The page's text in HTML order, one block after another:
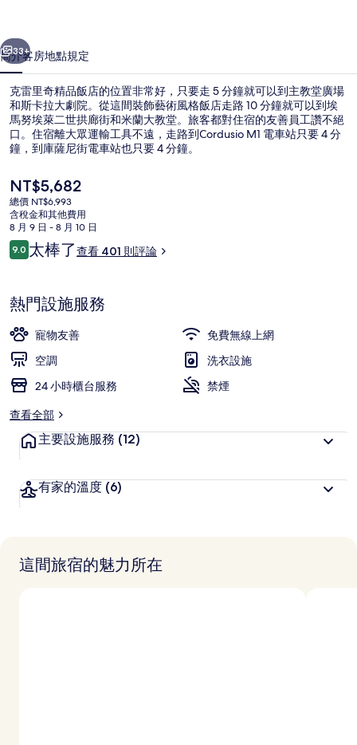
店
的
相
片
集
個 下一個
33+
簡介客房地點規定
克雷里奇精品飯店的位置非常好，只要走 5 分鐘就可以到主教堂廣場
和斯卡拉大劇院。從這間裝飾藝術風格飯店走路 10 分鐘就可以到埃
馬努埃萊二世拱廊街和米蘭大教堂。旅客都對住宿的友善員工讚不絕
口。住宿離大眾運輸工具不遠，走路到Cordusio M1 電車站只要 4 分
鐘，到庫薩尼街電車站也只要 4 分鐘。
目
前
的
價
格
是
NT$5,682
總價 NT$6,993
含稅金和其他費用
8 月 9 日 - 8 月 10 日
評
論
9.09.0 分，滿分 10 分，
太棒了查看 401 則評論
熱門設施服務
寵物友善
免費無線上網
空調
洗衣設施
24 小時櫃台服務
禁煙
查看全部
主要設施服務 (12)
有家的溫度 (6)
這間旅宿的魅力所在